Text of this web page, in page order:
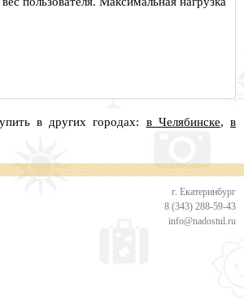
в других городах: в Челябинске,в
г. Екатеринбург
8 (343) 288-59-43
info@nadostul.ru